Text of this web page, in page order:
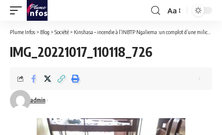
Font
Resizer
Aa
Plume Infos > Blog > Société > Kinshasa – incendie à l’INBTP Ngaliema :un complot d’une milice orchestré par un membre du comité de gestion.
IMG_20221017_110118_726
admin